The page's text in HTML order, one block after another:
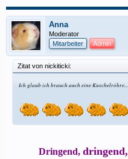
Anna
Moderator
Mitarbeiter
Admin
Zitat von nickiticki:
Ich glaub ich brauch auch eine Kuschelröhre...
Dringend, dringend,